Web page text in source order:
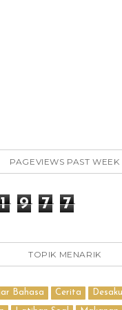
PAGEVIEWS PAST WEEK
1 9 7 7
TOPIK MENARIK
Bahasa Cerita Desaku